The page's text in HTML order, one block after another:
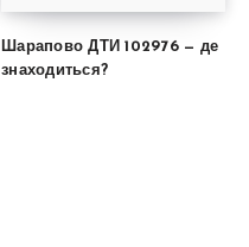
Шарапово ДТИ 102976 — де
знаходиться?